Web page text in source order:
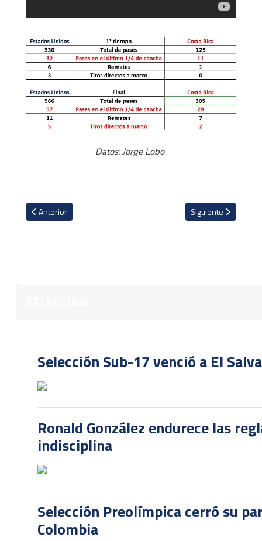
Datos: Jorge Lobo
Artículo anterior: El uno a uno de Costa Rica tras la goleada
Anterior Artículo siguiente:
Siguiente
Selección Sub-17 venció a El
Ronald González endurece las
indisciplina
Selección Preolímpica cerró su
Colombia